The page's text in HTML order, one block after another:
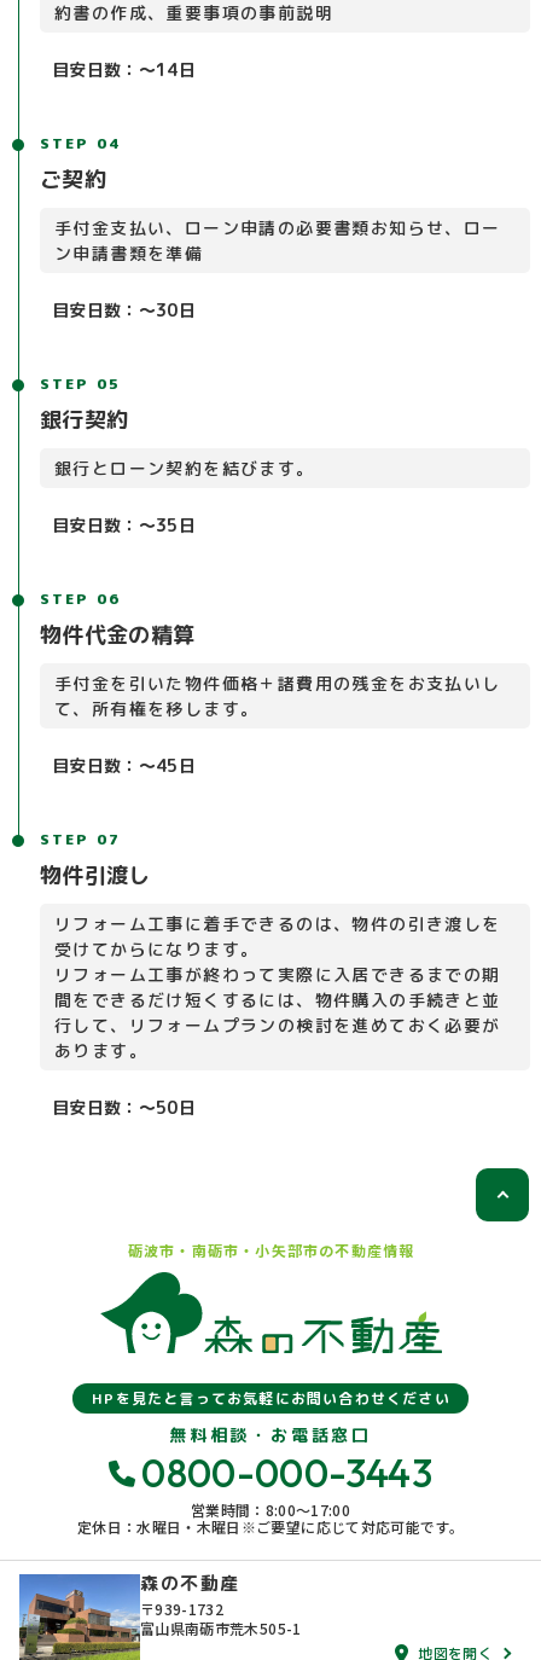
約書の作成、重要事項の事前説明
目安日数：～14日
STEP 04
ご契約
手付金支払い、ローン申請の必要書類お知らせ、ロー
ン申請書類を準備
目安日数：～30日
STEP 05
銀行契約
銀行とローン契約を結びます。
目安日数：～35日
STEP 06
物件代金の精算
手付金を引いた物件価格＋諸費用の残金をお支払いし
て、所有権を移します。
目安日数：～45日
STEP 07
物件引渡し
リフォーム工事に着手できるのは、物件の引き渡しを
受けてからになります。
リフォーム工事が終わって実際に入居できるまでの期
間をできるだけ短くするには、物件購入の手続きと並
行して、リフォームプランの検討を進めておく必要が
あります。
目安日数：～50日
砺波市・南砺市・小矢部市の不動産情報
HPを見たと言ってお気軽にお問い合わせください
無料相談・お電話窓口
0800-000-3443
営業時間：8:00〜17:00
定休日：水曜日・木曜日※ご要望に応じて対応可能です。
森の不動産
〒939-1732
富山県南砺市荒木505-1
地図を開く